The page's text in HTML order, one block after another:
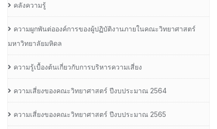
คลังความรู้
ความผูกพันต่อองค์การของผู้ปฏิบัติงานภายในคณะวิทยาศาสตร์
มหาวิทยาลัยมหิดล
ความรู้เบื้องต้นเกี่ยวกับการบริหารความเสี่ยง
ความเสี่ยงของคณะวิทยาศาสตร์ ปีงบประมาณ 2564
ความเสี่ยงของคณะวิทยาศาสตร์ ปีงบประมาณ 2565